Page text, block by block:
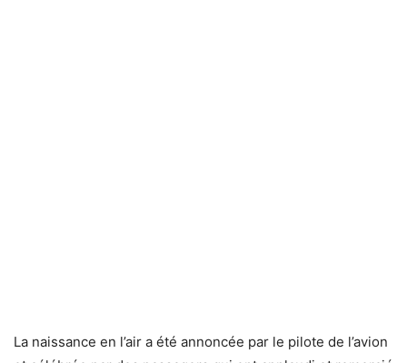
La naissance en l’air a été annoncée par le pilote de l’avion